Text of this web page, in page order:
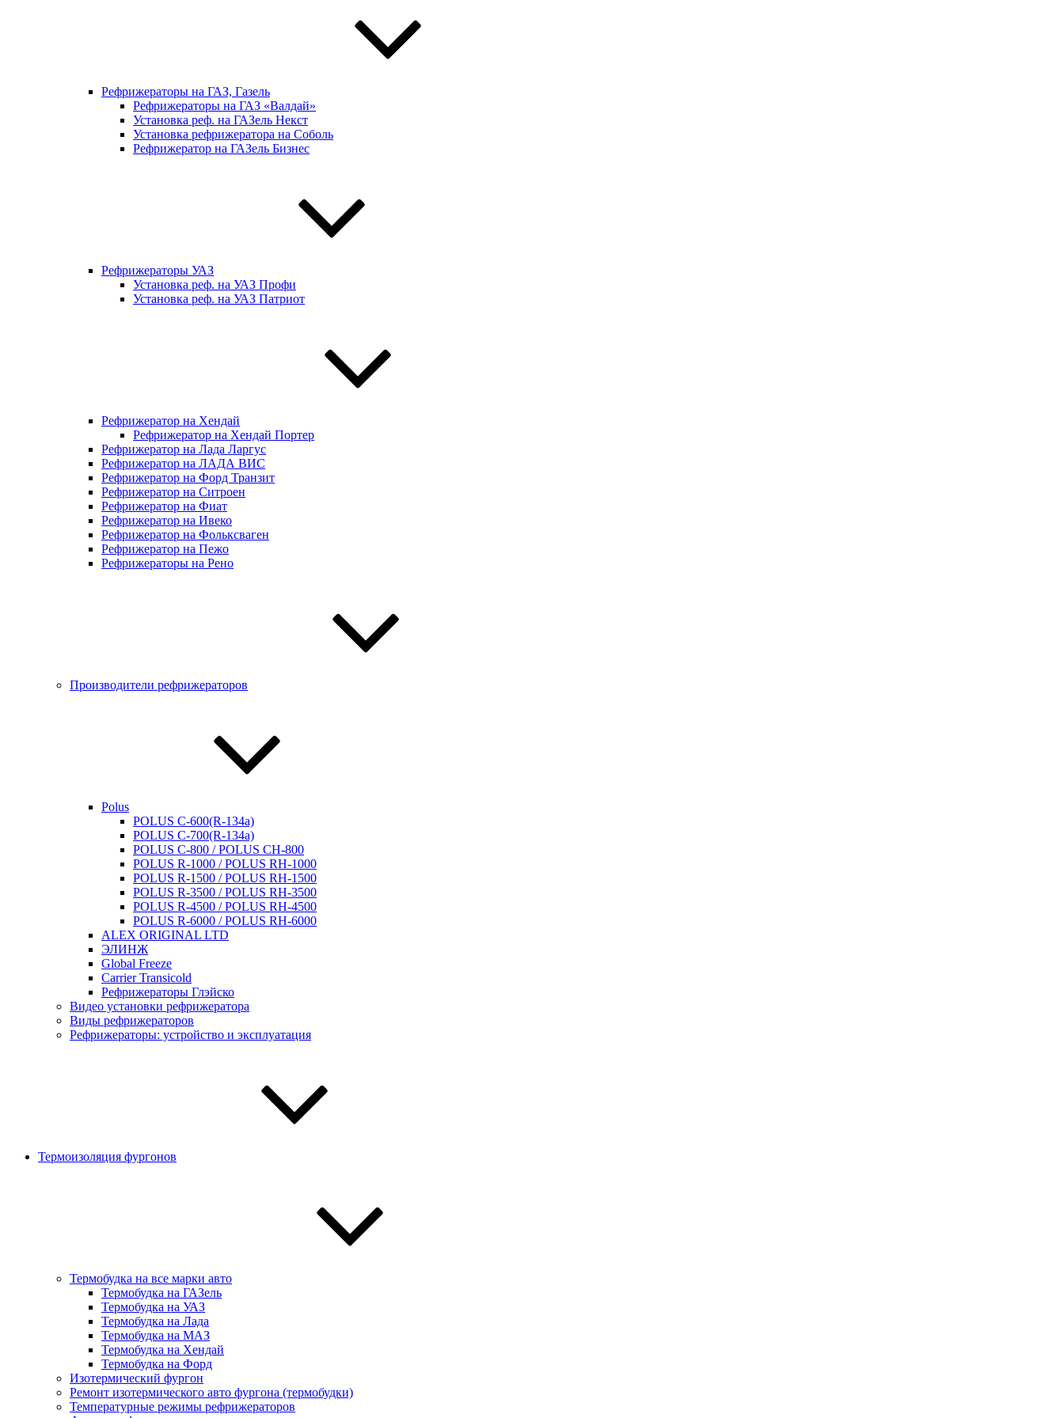
Рефрижераторы на ГАЗ, Газель
Рефрижераторы на ГАЗ «Валдай»
Установка реф. на ГАЗель Некст
Установка рефрижератора на Соболь
Рефрижератор на ГАЗель Бизнес
Рефрижераторы УАЗ
Установка реф. на УАЗ Профи
Установка реф. на УАЗ Патриот
Рефрижератор на Хендай
Рефрижератор на Хендай Портер
Рефрижератор на Лада Ларгус
Рефрижератор на ЛАДА ВИС
Рефрижератор на Форд Транзит
Рефрижератор на Ситроен
Рефрижератор на Фиат
Рефрижератор на Ивеко
Рефрижератор на Фольксваген
Рефрижератор на Пежо
Рефрижераторы на Рено
Производители рефрижераторов
Polus
POLUS C-600(R-134a)
POLUS C-700(R-134a)
POLUS C-800 / POLUS CH-800
POLUS R-1000 / POLUS RH-1000
POLUS R-1500 / POLUS RH-1500
POLUS R-3500 / POLUS RH-3500
POLUS R-4500 / POLUS RH-4500
POLUS R-6000 / POLUS RH-6000
ALEX ORIGINAL LTD
ЭЛИНЖ
Global Freeze
Carrier Transicold
Рефрижераторы Глэйско
Видео установки рефрижератора
Виды рефрижераторов
Рефрижераторы: устройство и эксплуатация
Термоизоляция фургонов
Термобудка на все марки авто
Термобудка на ГАЗель
Термобудка на УАЗ
Термобудка на Лада
Термобудка на МАЗ
Термобудка на Хендай
Термобудка на Форд
Изотермический фургон
Ремонт изотермического авто фургона (термобудки)
Температурные режимы рефрижераторов